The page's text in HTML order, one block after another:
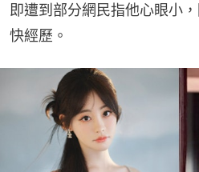
即遭到部分網民指他心眼小
快經歷。